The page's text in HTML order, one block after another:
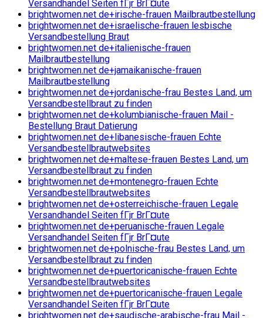
Versandhandel Seiten fГјr BrГ¤ute
brightwomen.net de+irische-frauen Mailbrautbestellung
brightwomen.net de+israelische-frauen lesbische
Versandbestellung Braut
brightwomen.net de+italienische-frauen
Mailbrautbestellung
brightwomen.net de+jamaikanische-frauen
Mailbrautbestellung
brightwomen.net de+jordanische-frau Bestes Land, um
Versandbestellbraut zu finden
brightwomen.net de+kolumbianische-frauen Mail -
Bestellung Braut Datierung
brightwomen.net de+libanesische-frauen Echte
Versandbestellbrautwebsites
brightwomen.net de+maltese-frauen Bestes Land, um
Versandbestellbraut zu finden
brightwomen.net de+montenegro-frauen Echte
Versandbestellbrautwebsites
brightwomen.net de+osterreichische-frauen Legale
Versandhandel Seiten fГјr BrГ¤ute
brightwomen.net de+peruanische-frauen Legale
Versandhandel Seiten fГјr BrГ¤ute
brightwomen.net de+polnische-frau Bestes Land, um
Versandbestellbraut zu finden
brightwomen.net de+puertoricanische-frauen Echte
Versandbestellbrautwebsites
brightwomen.net de+puertoricanische-frauen Legale
Versandhandel Seiten fГјr BrГ¤ute
brightwomen.net de+saudische-arabische-frau Mail -